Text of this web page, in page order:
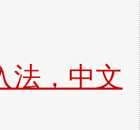
法，中文